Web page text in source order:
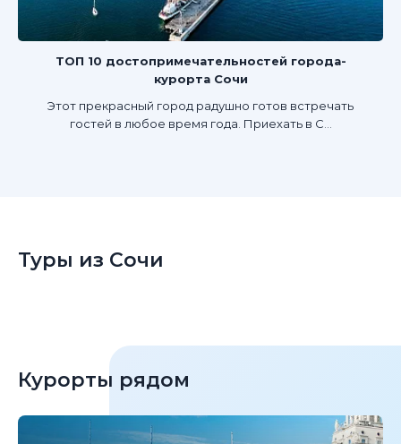
ТОП 10 достопримечательностей города-
курорта Сочи
Этот прекрасный город радушно готов встречать
гостей в любое время года. Приехать в С...
Туры из Сочи
Курорты рядом